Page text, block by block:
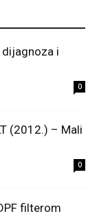
dijagnoza i
0
(2012.) – Mali
0
filterom